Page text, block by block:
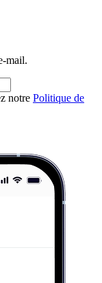
mail.
notre Politique de